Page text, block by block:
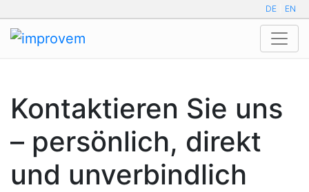
DE EN
Kontaktieren Sie uns
– persönlich, direkt
und unverbindlich